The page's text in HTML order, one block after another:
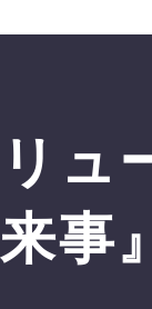
ュ
来事